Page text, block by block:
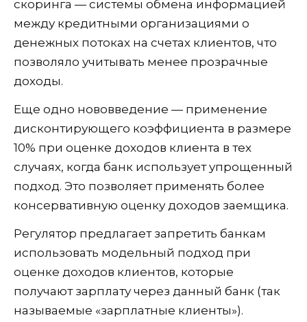
скоринга — системы обмена информацией
между кредитными организациями о
денежных потоках на счетах клиентов, что
позволяло учитывать менее прозрачные
доходы.
Еще одно нововведение — применение
дисконтирующего коэффициента в размере
10% при оценке доходов клиента в тех
случаях, когда банк использует упрощенный
подход. Это позволяет применять более
консервативную оценку доходов заемщика.
Регулятор предлагает запретить банкам
использовать модельный подход при
оценке доходов клиентов, которые
получают зарплату через данный банк (так
называемые «зарплатные клиенты»).